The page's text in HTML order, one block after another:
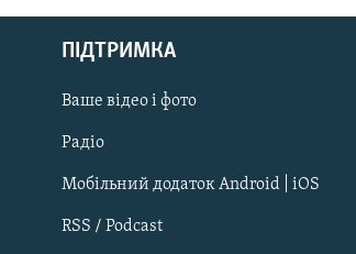
Русский
Qırımtatar
ДОЛУЧАЙСЯ!
ПІДТРИМКА
Ваше відео і фото
Радіо
Мобільний додаток Android | iOS
RSS / Podcast